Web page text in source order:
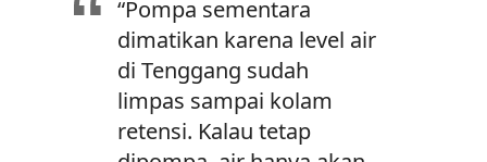
“Pompa sementara
dimatikan karena level air
di Tenggang sudah
limpas sampai kolam
retensi. Kalau tetap